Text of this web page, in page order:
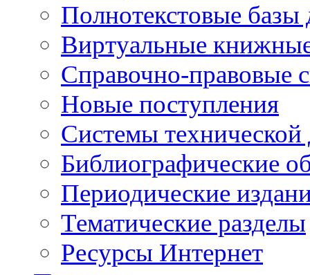
Полнотекстовые
Виртуальные
Справочно-правовые
Новые поступления
Cистемы
Библиографические
Периодические
Тематические разделы
Ресурсы Интернет